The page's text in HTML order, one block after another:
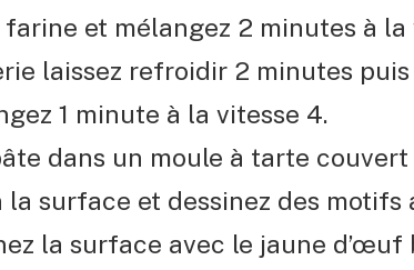
et mélangez 2 minutes à la
laissez refroidir 2 minutes
1 minute à la vitesse 4.
dans un moule à tarte
la surface et dessinez des
la surface avec le jaune